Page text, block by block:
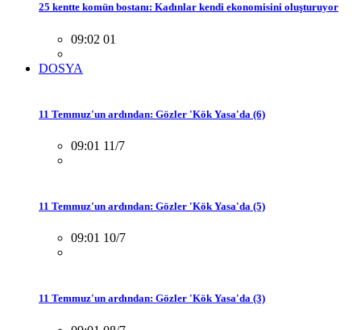
25 kentte komün bostanı: Kadınlar kendi ekonomisini oluşturuyor
09:02 01
DOSYA
11 Temmuz'un ardından: Gözler 'Kök Yasa'da (6)
09:01 11/7
11 Temmuz'un ardından: Gözler 'Kök Yasa'da (5)
09:01 10/7
11 Temmuz'un ardından: Gözler 'Kök Yasa'da (3)